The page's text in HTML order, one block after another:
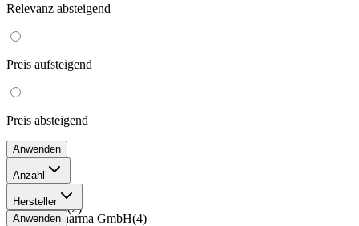
Relevanz absteigend
Preis aufsteigend
Preis absteigend
Anwenden
Anzahl
( 2)
10 Stück(2)
Hersteller
Pfizer Pharma GmbH(4)
Anwenden